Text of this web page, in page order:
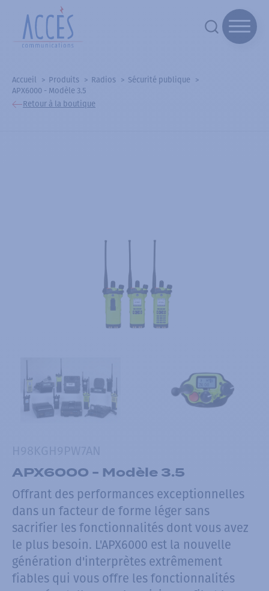
Accueil Produits Radios
Sécurité publique
APX6000 - Modèle 3.5
Retour à la boutique
APX6000 - Modèle 3.5
Offrant des performances exceptionnelles
dans un facteur de forme léger sans
sacrifier les fonctionnalités dont vous avez
le plus besoin. L'APX6000 est la nouvelle
génération d'interprètes extrêmement
fiables qui vous offre les fonctionnalités